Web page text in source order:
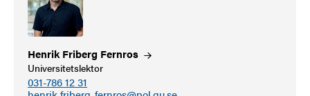
Henrik Friberg Fernros
Universitetslektor
031-786 12 31